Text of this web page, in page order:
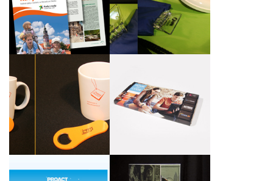
Rodinné výlety
dodavatele obalových
materiálů společnost
WPA CZ s.r.o.
Sada reklamních
předmětů pro firmu
Pavel MIKLÍK
Studentské pečetě s
přebalem na akci Hour
of Code